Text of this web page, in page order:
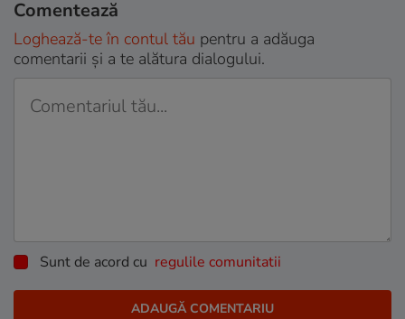
Comentează
Loghează-te în contul tău pentru a adăuga
comentarii și a te alătura dialogului.
Sunt de acord cu regulile comunitatii